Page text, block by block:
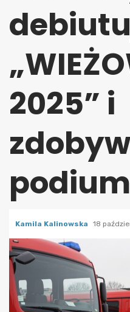
2025” i
Kamila Kalinowska 18